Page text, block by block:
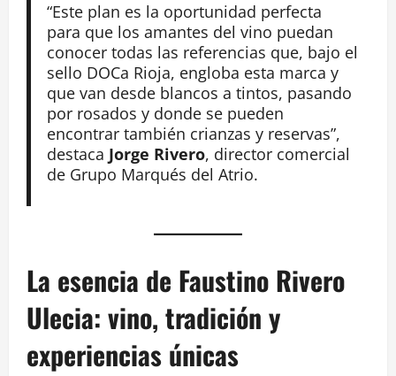
“Este plan es la oportunidad perfecta
para que los amantes del vino puedan
conocer todas las referencias que, bajo el
sello DOCa Rioja, engloba esta marca y
que van desde blancos a tintos, pasando
por rosados y donde se pueden
encontrar también crianzas y reservas”,
destaca Jorge Rivero, director comercial
de Grupo Marqués del Atrio.
La esencia de Faustino Rivero
Ulecia: vino, tradición y
experiencias únicas